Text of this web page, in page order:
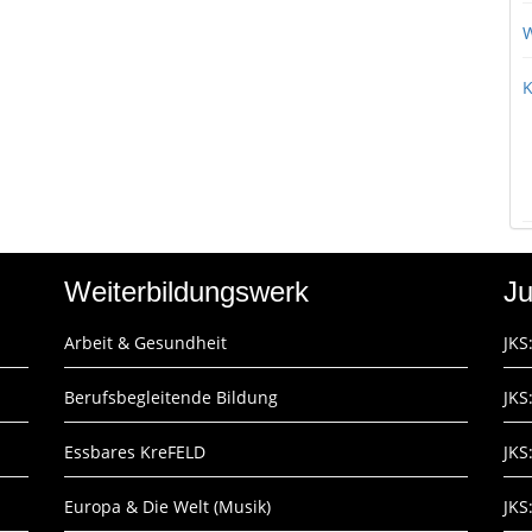
Weiterbildungswerk
Arbeit & Gesundheit
Berufsbegleitende Bildung
Essbares KreFELD
Europa & Die Welt (Musik)